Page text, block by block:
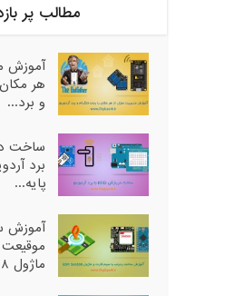
مطالب پر
آموزش
هر مکان
و برد...
پایه...
آموزش
ماژول SIM808...